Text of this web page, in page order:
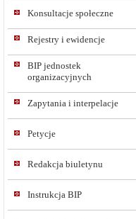
Konsultacje społeczne
Rejestry i ewidencje
BIP jednostek
organizacyjnych
Zapytania i interpelacje
Petycje
Redakcja biuletynu
Instrukcja BIP